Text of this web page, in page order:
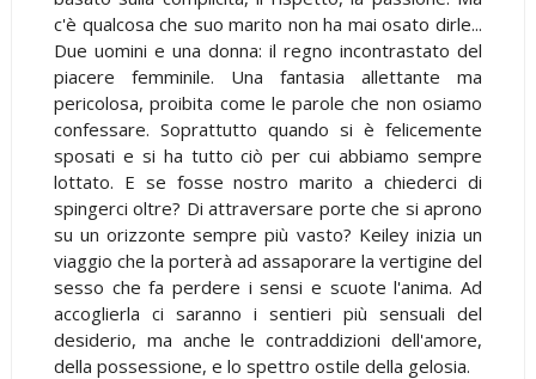
c'è qualcosa che suo marito non ha mai osato dirle...
Due uomini e una donna: il regno incontrastato del
piacere femminile. Una fantasia allettante ma
pericolosa, proibita come le parole che non osiamo
confessare. Soprattutto quando si è felicemente
sposati e si ha tutto ciò per cui abbiamo sempre
lottato. E se fosse nostro marito a chiederci di
spingerci oltre? Di attraversare porte che si aprono
su un orizzonte sempre più vasto? Keiley inizia un
viaggio che la porterà ad assaporare la vertigine del
sesso che fa perdere i sensi e scuote l'anima. Ad
accoglierla ci saranno i sentieri più sensuali del
desiderio, ma anche le contraddizioni dell'amore,
della possessione, e lo spettro ostile della gelosia.